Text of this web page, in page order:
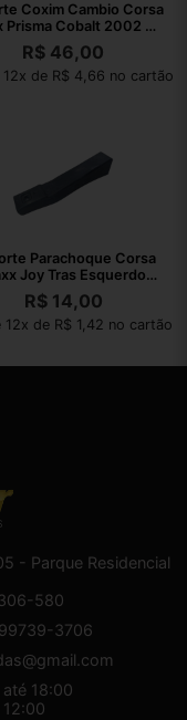
Coxim Cambio Corsa
Prisma Cobalt 2002 A
2010
R$ 46,00
12x de R$ 4,66 no cartão
Parachoque Corsa
Joy Tras Esquerdo
2002 A 2010
R$14,00
12x de R$ 1,42 no cartão
- Parque Residencial
580
3706
18:00